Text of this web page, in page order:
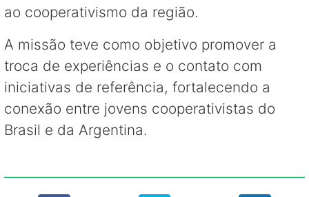
ao cooperativismo da região.
A missão teve como objetivo promover a
troca de experiências e o contato com
iniciativas de referência, fortalecendo a
conexão entre jovens cooperativistas do
Brasil e da Argentina.